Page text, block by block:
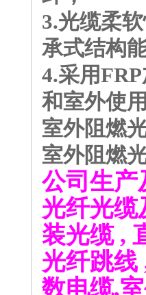
3.光缆柔
承式结构
4.采用
和室外使
室外阻燃
室外阻燃
公司生产
光纤光缆
装光缆 ,
光纤跳线
数电缆,